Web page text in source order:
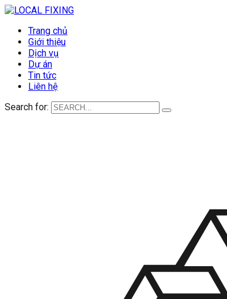
Trang chủ
Giới thiệu
Dịch vụ
Dự án
Tin tức
Liên hệ
Search for: